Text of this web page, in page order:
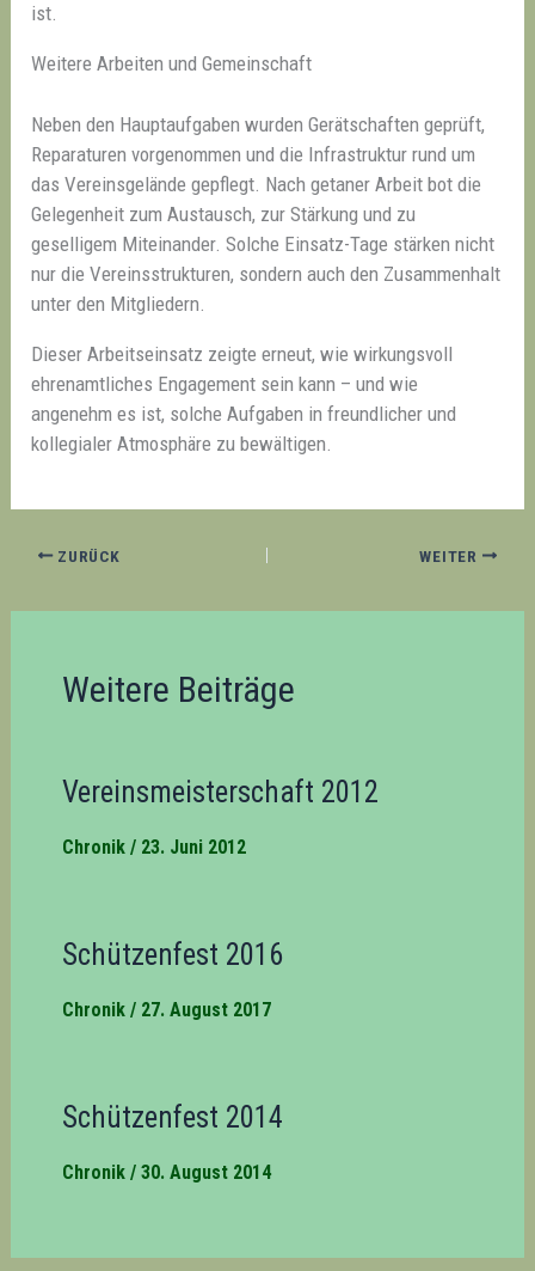
ist.
Weitere Arbeiten und Gemeinschaft
Neben den Hauptaufgaben wurden Gerätschaften geprüft,
Reparaturen vorgenommen und die Infrastruktur rund um
das Vereinsgelände gepflegt. Nach getaner Arbeit bot die
Gelegenheit zum Austausch, zur Stärkung und zu
geselligem Miteinander. Solche Einsatz-Tage stärken nicht
nur die Vereinsstrukturen, sondern auch den Zusammenhalt
unter den Mitgliedern.
Dieser Arbeitseinsatz zeigte erneut, wie wirkungsvoll
ehrenamtliches Engagement sein kann – und wie
angenehm es ist, solche Aufgaben in freundlicher und
kollegialer Atmosphäre zu bewältigen.
ZURÜCK WEITER
Weitere Beiträge
Vereinsmeisterschaft 2012
Chronik/ 23. Juni 2012
Schützenfest 2016
Chronik/ 27. August 2017
Schützenfest 2014
Chronik/ 30. August 2014